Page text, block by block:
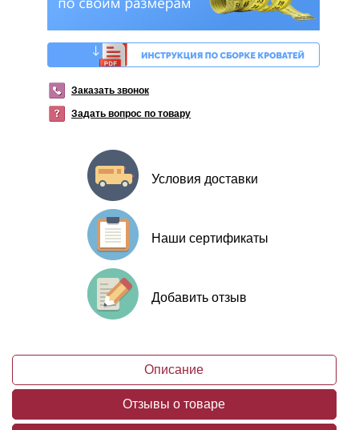
Заказать звонок
Задать вопрос по товару
Условия доставки
Наши сертификаты
Добавить отзыв
Описание
Отзывы о товаре